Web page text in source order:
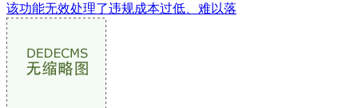
该功能无效处理了违规成本过低、难以落